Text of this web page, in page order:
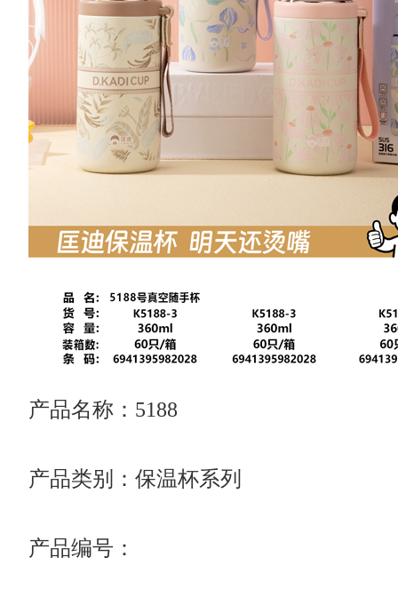
产品名称：5188
产品类别：保温杯系列
产品编号：